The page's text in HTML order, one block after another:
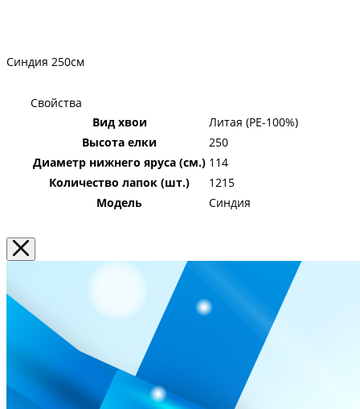
Синдия 250см
Свойства
Вид хвои
Литая (PE-100%)
Высота елки
250
Диаметр нижнего яруса (см.) 114
Количество лапок (шт.)
1215
Модель
Синдия